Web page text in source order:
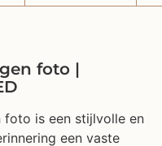
foto |
foto is een stijlvolle en
een vaste